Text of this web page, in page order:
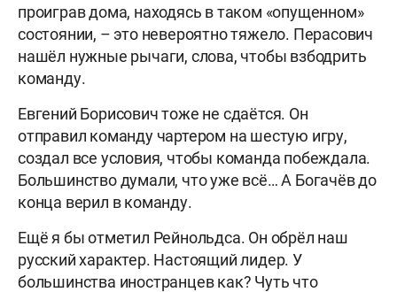
проиграв дома, находясь в таком «опущенном»
состоянии, – это невероятно тяжело. Перасович
нашёл нужные рычаги, слова, чтобы взбодрить
команду.
Евгений Борисович тоже не сдаётся. Он
отправил команду чартером на шестую игру,
создал все условия, чтобы команда побеждала.
Большинство думали, что уже всё… А Богачёв до
конца верил в команду.
Ещё я бы отметил Рейнольдса. Он обрёл наш
русский характер. Настоящий лидер. У
большинства иностранцев как? Чуть что